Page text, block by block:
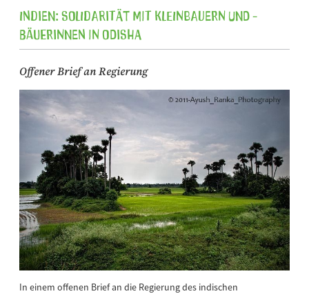
Indien: Solidarität mit Kleinbauern und -
bäuerinnen in Odisha
Offener Brief an Regierung
In einem offenen Brief an die Regierung des indischen